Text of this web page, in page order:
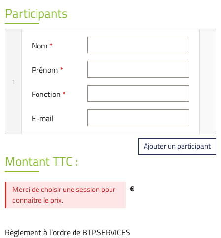
Participants
1
Nom *
Prénom *
Fonction *
E-mail
Ajouter un participant
Montant TTC :
€
Merci de choisir une session pour
connaître le prix.
Règlement à l’ordre de BTP.SERVICES